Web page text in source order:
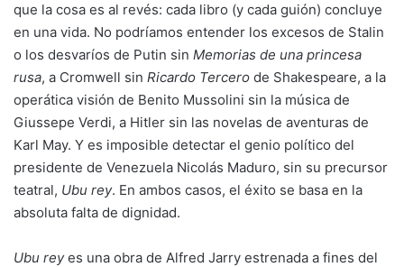
que la cosa es al revés: cada libro (y cada guión) concluye
en una vida. No podríamos entender los excesos de Stalin
o los desvaríos de Putin sin Memorias de una princesa
rusa, a Cromwell sin Ricardo Tercero de Shakespeare, a la
operática visión de Benito Mussolini sin la música de
Giussepe Verdi, a Hitler sin las novelas de aventuras de
Karl May. Y es imposible detectar el genio político del
presidente de Venezuela Nicolás Maduro, sin su precursor
teatral, Ubu rey. En ambos casos, el éxito se basa en la
absoluta falta de dignidad.
Ubu reyes una obra de Alfred Jarry estrenada a fines del